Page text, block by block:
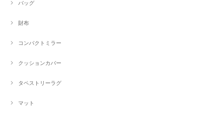
バッグ
財布
コンパクトミラー
クッションカバー
タペストリーラグ
マット